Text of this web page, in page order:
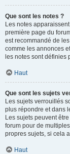
Que sont les notes ?
Les notes
première page du
est recommandé de
comme les annonces
les notes sont définies
Haut
Que sont les sujets
Les sujets verrouillés
plus répondre et dans
Les sujets peuvent
forum pour de
propres sujets, si cela
Haut